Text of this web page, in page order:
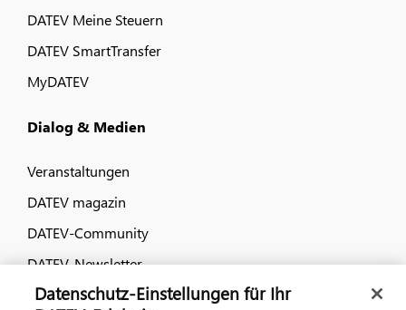
DATEV Meine Steuern
DATEV SmartTransfer
MyDATEV
Dialog & Medien
Veranstaltungen
DATEV magazin
DATEV-Community
DATEV-Newsletter
Datenschutz-Einstellungen für Ihr